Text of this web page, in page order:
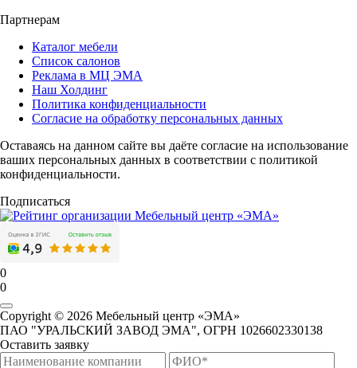
Партнерам
Каталог мебели
Список салонов
Реклама в МЦ ЭМА
Наш Холдинг
Политика конфиденциальности
Согласие на обработку персональных данных
Оставаясь на данном сайте вы даёте согласие на использование
ваших персональных данных в соответствии с политикой
конфиденциальности.
Подписаться
0
0
Copyright © 2026 Мебельный центр «ЭМА»
ПАО "УРАЛЬСКИЙ ЗАВОД ЭМА", ОГРН 1026602330138
Оставить заявку